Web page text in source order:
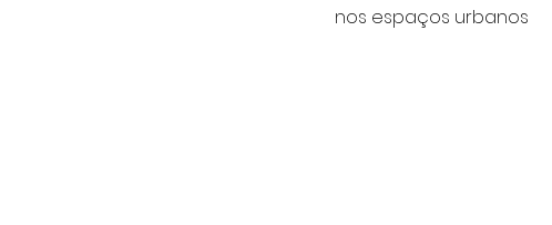
nos espaços urbanos